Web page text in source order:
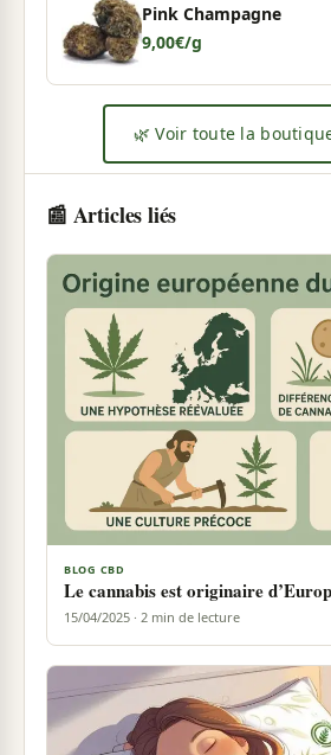
Pink Champagne
9,00€/g
🌿 Voir toute la
📰 Articles liés
BLOG CBD
Le cannabis est originaire
15/04/2025 · 2 min de lecture